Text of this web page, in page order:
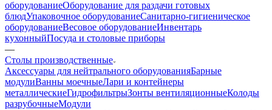
оборудованиеОборудование для раздачи готовых
блюдУпаковочное оборудованиеСанитарно-гигиеническое
оборудованиеВесовое оборудованиеИнвентарь
кухонныйПосуда и столовые приборы
—
Столы производственные
Аксессуары для нейтрального оборудованияБарные
модулиВанны моечныеЛари и контейнеры
металлическиеГидрофильтрыЗонты вентиляционныеКолоды
разрубочныеМодули